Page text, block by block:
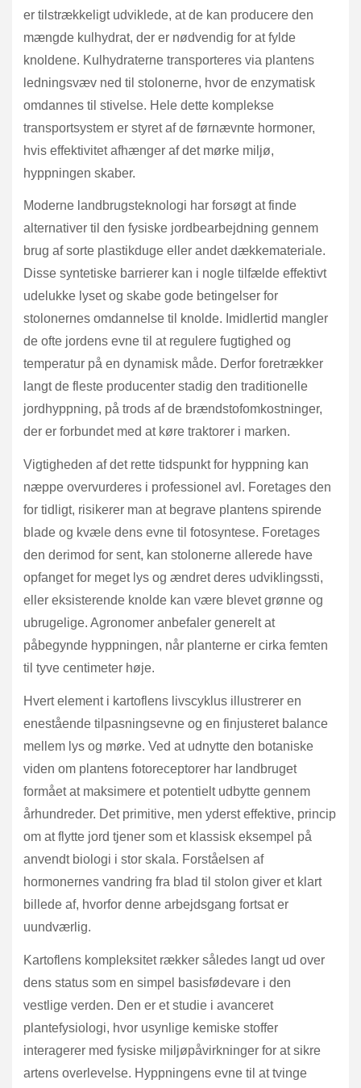
er tilstrækkeligt udviklede, at de kan producere den
mængde kulhydrat, der er nødvendig for at fylde
knoldene. Kulhydraterne transporteres via plantens
ledningsvæv ned til stolonerne, hvor de enzymatisk
omdannes til stivelse. Hele dette komplekse
transportsystem er styret af de førnævnte hormoner,
hvis effektivitet afhænger af det mørke miljø,
hyppningen skaber.
Moderne landbrugsteknologi har forsøgt at finde
alternativer til den fysiske jordbearbejdning gennem
brug af sorte plastikduge eller andet dækkemateriale.
Disse syntetiske barrierer kan i nogle tilfælde effektivt
udelukke lyset og skabe gode betingelser for
stolonernes omdannelse til knolde. Imidlertid mangler
de ofte jordens evne til at regulere fugtighed og
temperatur på en dynamisk måde. Derfor foretrækker
langt de fleste producenter stadig den traditionelle
jordhyppning, på trods af de brændstofomkostninger,
der er forbundet med at køre traktorer i marken.
Vigtigheden af det rette tidspunkt for hyppning kan
næppe overvurderes i professionel avl. Foretages den
for tidligt, risikerer man at begrave plantens spirende
blade og kvæle dens evne til fotosyntese. Foretages
den derimod for sent, kan stolonerne allerede have
opfanget for meget lys og ændret deres udviklingssti,
eller eksisterende knolde kan være blevet grønne og
ubrugelige. Agronomer anbefaler generelt at
påbegynde hyppningen, når planterne er cirka femten
til tyve centimeter høje.
Hvert element i kartoflens livscyklus illustrerer en
enestående tilpasningsevne og en finjusteret balance
mellem lys og mørke. Ved at udnytte den botaniske
viden om plantens fotoreceptorer har landbruget
formået at maksimere et potentielt udbytte gennem
århundreder. Det primitive, men yderst effektive, princip
om at flytte jord tjener som et klassisk eksempel på
anvendt biologi i stor skala. Forståelsen af
hormonernes vandring fra blad til stolon giver et klart
billede af, hvorfor denne arbejdsgang fortsat er
uundværlig.
Kartoflens kompleksitet rækker således langt ud over
dens status som en simpel basisfødevare i den
vestlige verden. Den er et studie i avanceret
plantefysiologi, hvor usynlige kemiske stoffer
interagerer med fysiske miljøpåvirkninger for at sikre
artens overlevelse. Hyppningens evne til at tvinge